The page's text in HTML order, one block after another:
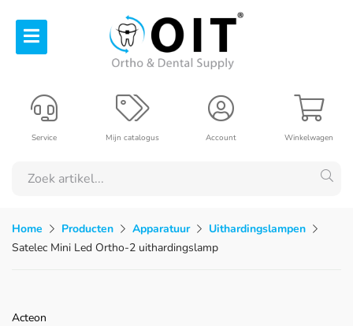
Winkelwagen
Account
Mijn catalogus
Service
Home Producten Apparatuur
Uithardingslampen
Satelec Mini Led Ortho-2 uithardingslamp
Acteon